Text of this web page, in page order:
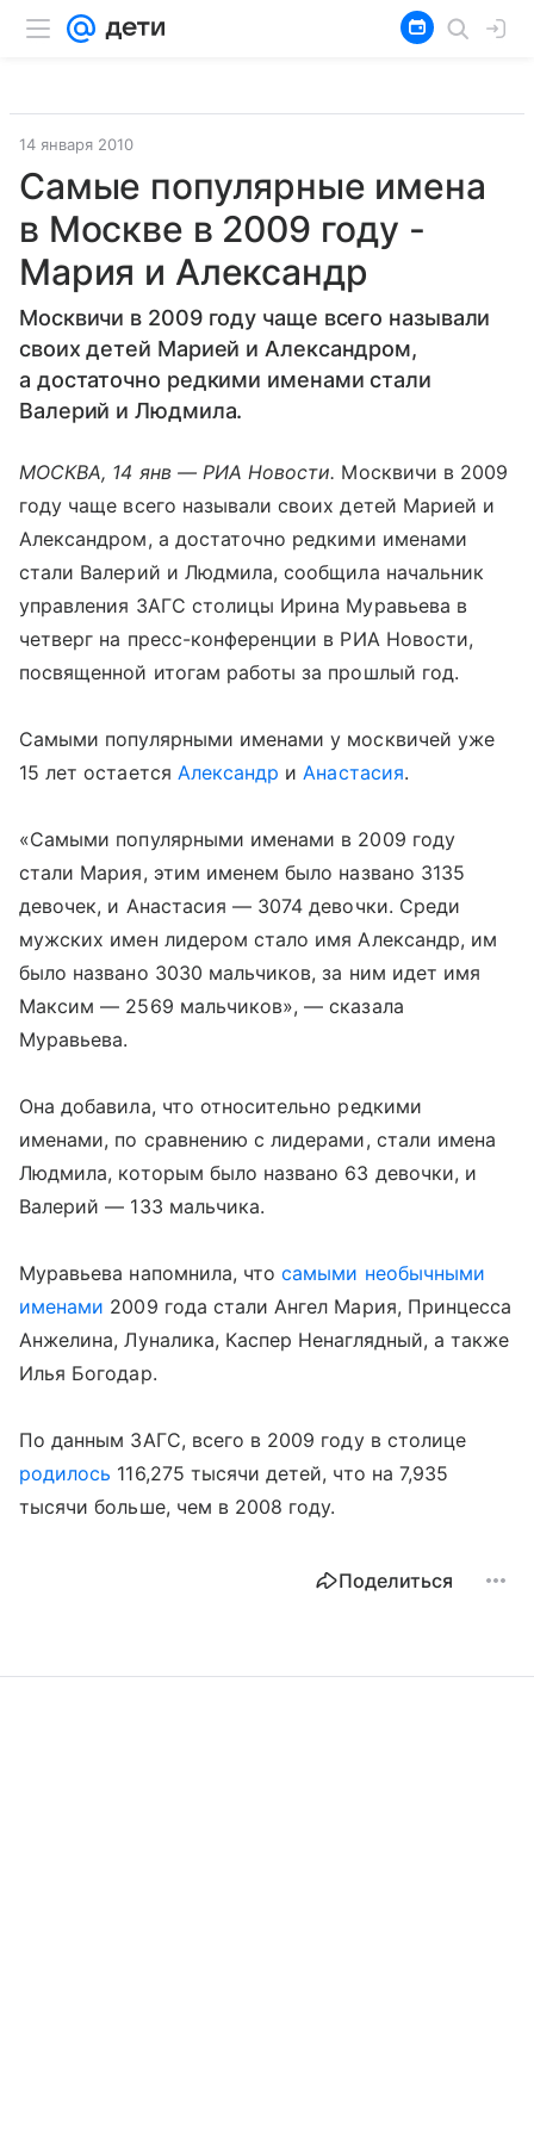
14 января 2010
Самые популярные имена
в Москве в 2009 году -
Мария и Александр
Москвичи в 2009 году чаще всего называли
своих детей Марией и Александром,
а достаточно редкими именами стали
Валерий и Людмила.
МОСКВА, 14 янв — РИА Новости. Москвичи в 2009
году чаще всего называли своих детей Марией и
Александром, а достаточно редкими именами
стали Валерий и Людмила, сообщила начальник
управления ЗАГС столицы Ирина Муравьева в
четверг на пресс-конференции в РИА Новости,
посвященной итогам работы за прошлый год.
Самыми популярными именами у москвичей уже
15 лет остается Александр иАнастасия.
«Самыми популярными именами в 2009 году
стали Мария, этим именем было названо 3135
девочек, и Анастасия — 3074 девочки. Среди
мужских имен лидером стало имя Александр, им
было названо 3030 мальчиков, за ним идет имя
Максим — 2569 мальчиков», — сказала
Муравьева.
Она добавила, что относительно редкими
именами, по сравнению с лидерами, стали имена
Людмила, которым было названо 63 девочки, и
Валерий — 133 мальчика.
Муравьева напомнила, чтосамыми необычными
именами 2009 года стали Ангел Мария, Принцесса
Анжелина, Луналика, Каспер Ненаглядный, а также
Илья Богодар.
По данным ЗАГС, всего в 2009 году в столице
родилось 116,275 тысячи детей, что на 7,935
тысячи больше, чем в 2008 году.
Поделиться